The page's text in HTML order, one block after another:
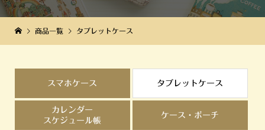
商品一覧 タブレットケース
スマホケース タブレットケース
カレンダー
スケジュール帳
ケース・ポーチ